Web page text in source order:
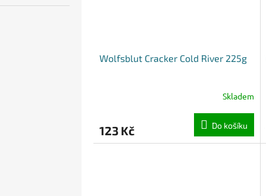
Wolfsblut Cracker Cold River 225g
Skladem
123 Kč Do košíku